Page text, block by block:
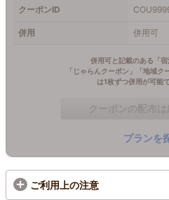
クーポンID
併用 併用可
併用可と記載のある「宿
「じゃらんクーポン」「地域ク
は1枚ずつ併用が可能
プランを
ご利用上の注意